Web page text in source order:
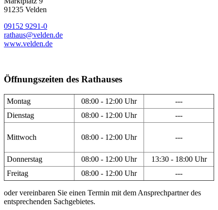
91235 Velden
09152 9291-0
rathaus@velden.de
www.velden.de
Öffnungszeiten des Rathauses
Montag 08:00 - 12:00 Uhr
---
Dienstag
08:00 - 12:00 Uhr ---
Mittwoch 08:00 - 12:00 Uhr ---
Donnerstag 08:00 - 12:00 Uhr
13:30 - 18:00 Uhr
Freitag
08:00 - 12:00 Uhr ---
oder vereinbaren Sie einen Termin mit dem Ansprechpartner des
entsprechenden Sachgebietes.